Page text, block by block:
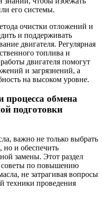
его системы.
очистки отложений и
и поддерживать
двигателя. Регулярная
топлива и
двигателя помогут
и загрязнений, а
на высоком уровне.
обмена
подготовки
важно не только выбрать
но и обеспечить
замены. Этот раздел
советы по повышению
не затрагивая вопросы
техники проведения